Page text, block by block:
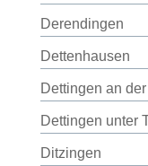
Derendingen
Dettenhausen
Dettingen an
Dettingen unter
Ditzingen